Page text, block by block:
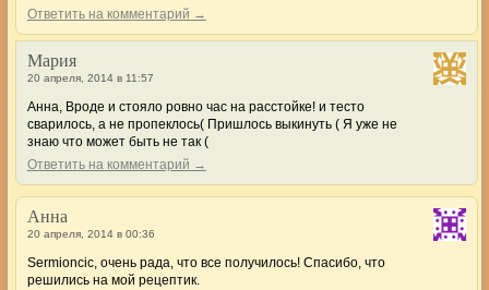
Ответить на комментарий →
Мария
20 апреля, 2014 в 11:57
Анна, Вроде и стояло ровно час на расстойке! и тесто
сварилось, а не пропеклось( Пришлось выкинуть ( Я уже не
знаю что может быть не так (
Ответить на комментарий →
Анна
20 апреля, 2014 в 00:36
Sermioncic, очень рада, что все получилось! Спасибо, что
решились на мой рецептик.